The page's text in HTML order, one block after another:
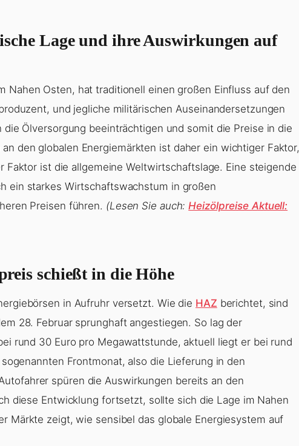
Lage und ihre Auswirkungen auf
Nahen Osten, hat traditionell einen großen Einfluss auf den
und jegliche militärischen Auseinandersetzungen
Ölversorgung beeinträchtigen und somit die Preise in die
den globalen Energiemärkten ist daher ein wichtiger Faktor,
Faktor ist die allgemeine Weltwirtschaftslage. Eine steigende
ein starkes Wirtschaftswachstum in großen
Preisen führen. (Lesen Sie auch:Heizölpreise Aktuell:
schießt in die Höhe
in Aufruhr versetzt. Wie die HAZ berichtet, sind
28. Februar sprunghaft angestiegen. So lag der
rund 30 Euro pro Megawattstunde, aktuell liegt er bei rund
Frontmonat, also die Lieferung in den
spüren die Auswirkungen bereits an den
diese Entwicklung fortsetzt, sollte sich die Lage im Nahen
Märkte zeigt, wie sensibel das globale Energiesystem auf